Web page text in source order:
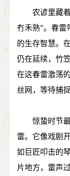
农谚里藏着
冇禾熟”。春雷
的生存智慧。
仍在延续，竹
在这春雷激荡
丝网，等待捕
惊蛰时节最
雷。它像戏剧
如巨匠叩击的
片地方，雷声